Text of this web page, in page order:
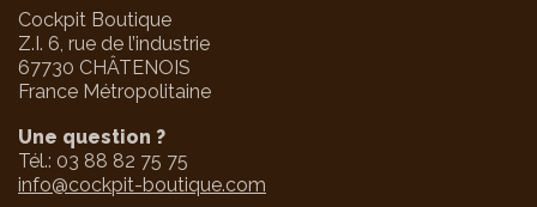
Cockpit Boutique
Z.I. 6, rue de l’industrie
67730 CHÂTENOIS
France Métropolitaine
Une question ?
Tél.: 03 88 82 75 75
info@cockpit-boutique.com